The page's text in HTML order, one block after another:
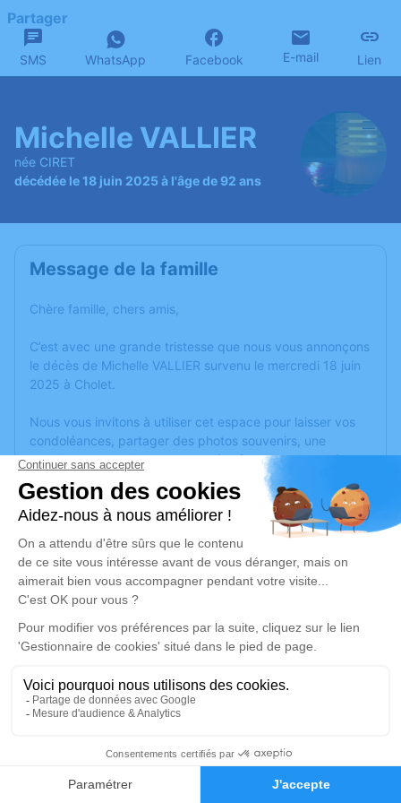
Faire-part Hommages
Partager
SMS WhatsApp Facebook E-mail Lien
Michelle VALLIER
née CIRET
décédée le 18 juin 2025 à l'âge de 92 ans
Message de la famille
Chère famille, chers amis,
C’est avec une grande tristesse que nous vous annonçons
le décès de Michelle VALLIER survenu le mercredi 18 juin
2025 à Cholet.
Nous vous invitons à utiliser cet espace pour laisser vos
condoléances, partager des photos souvenirs, une
anecdote ou exprimer vos pensées à travers des poèmes
ou des textes. Cet endroit est un lieu d'expression dédié à
honorer la mémoire de Michelle VALLIER.
Un service de plantation d’arbre hommage estdisponible
mardi 24 juin 2025 à 11h00
Crématorium de Cholet
07 Rue du Bocage